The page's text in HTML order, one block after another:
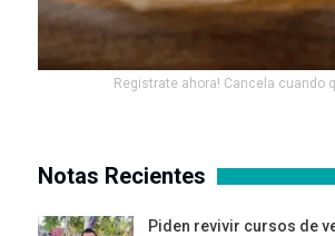
Registrate ahora! Cancela cuando
Notas Recientes
Piden revivir cursos de